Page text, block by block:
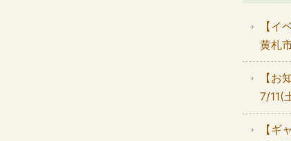
【イ
黄札
【
7/11(
【ギ